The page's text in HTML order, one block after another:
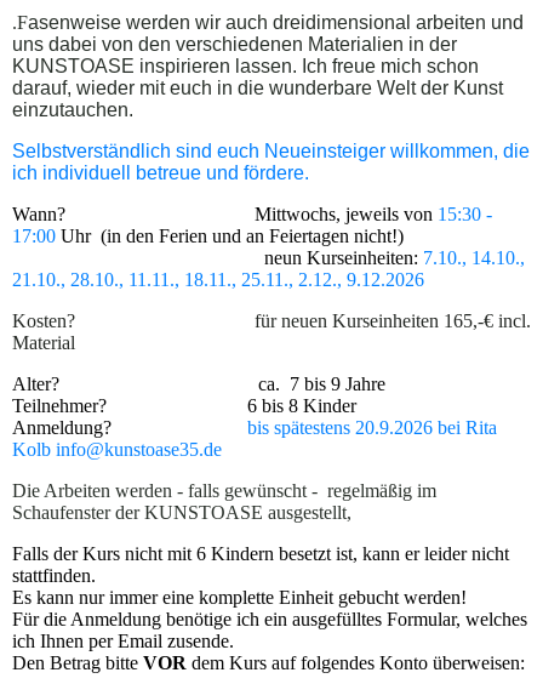
.Fasenweise werden wir auch dreidimensional arbeiten und
uns dabei von den verschiedenen Materialien in der
KUNSTOASE inspirieren lassen. Ich freue mich schon
darauf, wieder mit euch in die wunderbare Welt der Kunst
einzutauchen.
Selbstverständlich sind euch Neueinsteiger willkommen, die
ich individuell betreue und fördere.
Wann? Mittwochs, jeweils von 15:30 -
17:00 Uhr (in den Ferien und an Feiertagen nicht!)
neun Kurseinheiten: 7.10., 14.10.,
21.10., 28.10., 11.11., 18.11., 25.11., 2.12., 9.12.2026
Kosten? für neuen Kurseinheiten 165,-€ incl.
Material
Alter? ca. 7 bis 9 Jahre
Teilnehmer? 6 bis 8 Kinder
Anmeldung? bis spätestens 20.9.2026 bei Rita
Kolb info@kunstoase35.de
Die Arbeiten werden - falls gewünscht - regelmäßig im
Schaufenster der KUNSTOASE ausgestellt,
Falls der Kurs nicht mit 6 Kindern besetzt ist, kann er leider nicht
stattfinden.
Es kann nur immer eine komplette Einheit gebucht werden!
Für die Anmeldung benötige ich ein ausgefülltes Formular, welches
ich Ihnen per Email zusende.
Den Betrag bitte VOR dem Kurs auf folgendes Konto überweisen: